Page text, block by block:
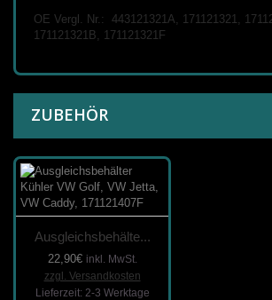
OE Vergl. Nr.: 443121321A, 171121321,
171121321B, 171121321F
ZUBEHÖR
Ausgleichsbehälte...
22,90€ inkl. MwSt.
zzgl. Versandkosten
Lieferzeit: 2-3 Werktage